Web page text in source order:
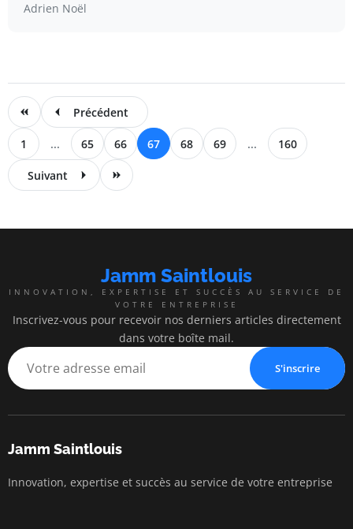
Adrien Noël
Précédent
1 ... 65 66 67 68 69 ... 160
Suivant
Jamm Saintlouis
INNOVATION, EXPERTISE ET SUCCÈS AU SERVICE DE
VOTRE ENTREPRISE
Inscrivez-vous pour recevoir nos derniers articles directement
dans votre boîte mail.
S'inscrire
Jamm Saintlouis
Innovation, expertise et succès au service de votre entreprise